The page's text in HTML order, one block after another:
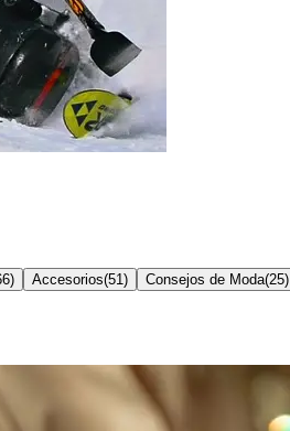
) Accesorios(51 ) Consejos de Moda(25)